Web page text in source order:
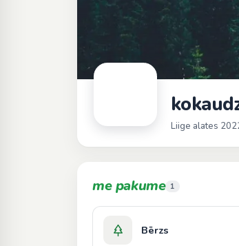
Liige alates
me pakume 1
Bērzs